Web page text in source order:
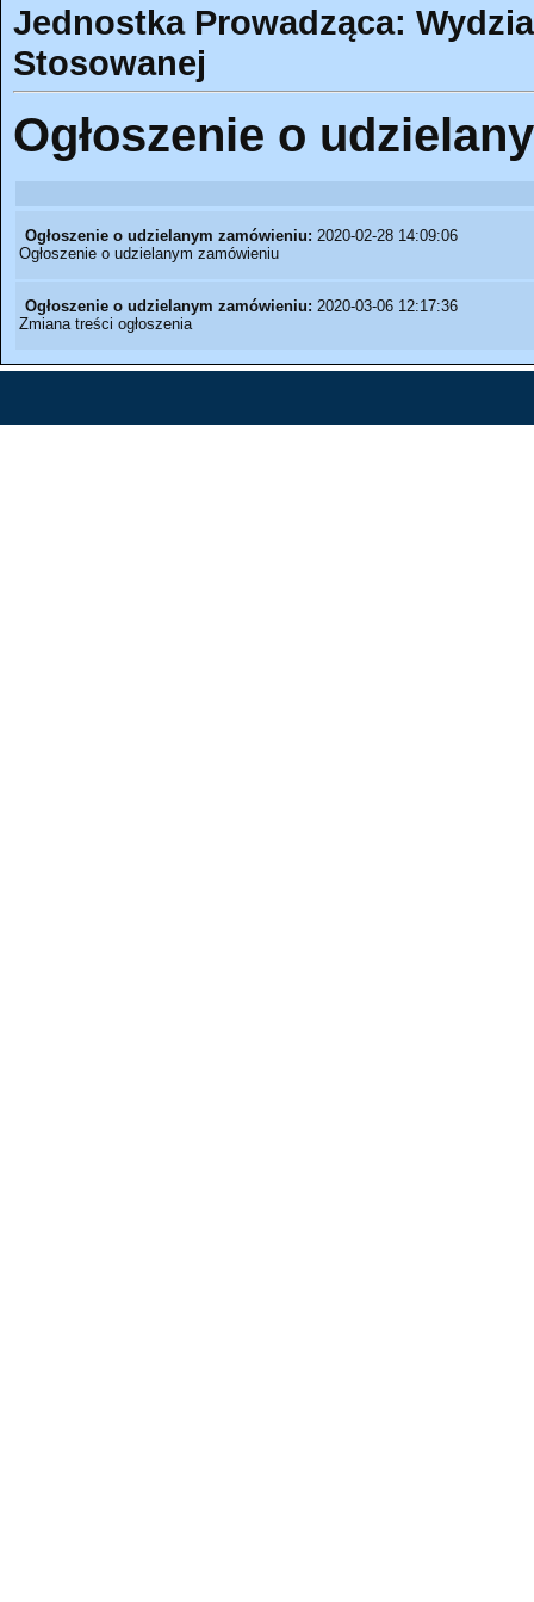
Jednostka Prowadząca:
Stosowanej
Ogłoszenie o
Ogłoszenie o udzielanym zamówieniu: 2020-02-28 14:09:06
Ogłoszenie o udzielanym zamówieniu
Ogłoszenie o udzielanym zamówieniu: 2020-03-06 12:17:36
Zmiana treści ogłoszenia